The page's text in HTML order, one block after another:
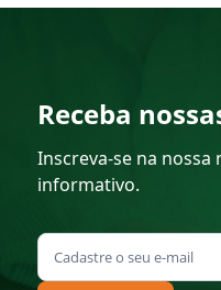
Receba
Inscreva-se na
informativo.